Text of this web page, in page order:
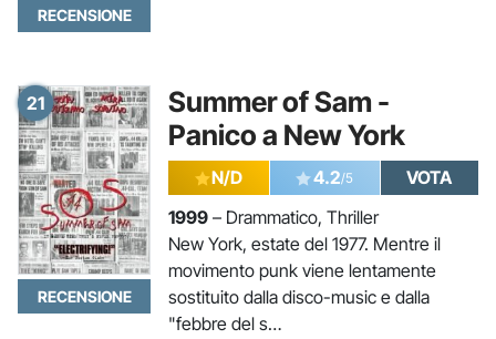
RECENSIONE
21
Summer of Sam -
Panico a New York
RECENSIONE
N/D 4.2/5
VOTA
1999 – Drammatico, Thriller
New York, estate del 1977. Mentre il
movimento punk viene lentamente
sostituito dalla disco-music e dalla
"febbre del s…